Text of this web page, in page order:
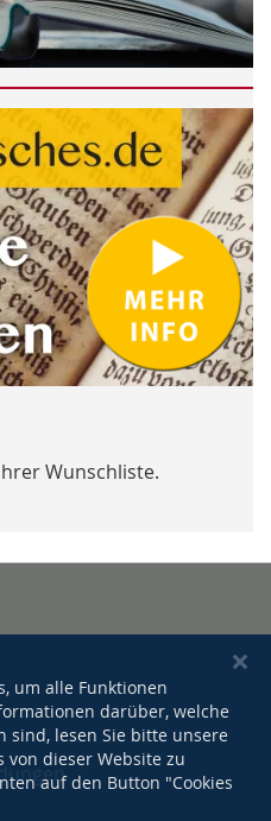
Wunschliste.
um alle Funktionen
darüber, welche
sind, lesen Sie bitte unsere
von dieser Website zu
auf den Button "Cookies